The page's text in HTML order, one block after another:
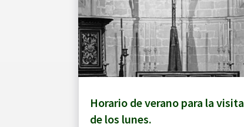
Horario de verano para la visita
de los lunes.